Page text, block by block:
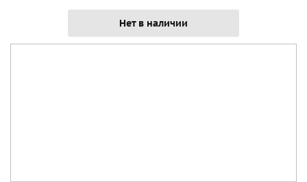
Нет в наличии